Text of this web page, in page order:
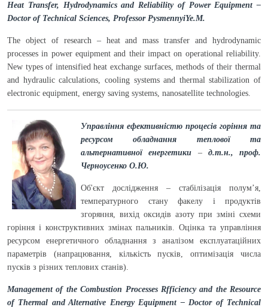
Heat Transfer, Hydrodynamics and Reliability of Power Equipment –
Doctor of Technical Sciences, Professor PysmennyiYe.M.
The object of research – heat and mass transfer and hydrodynamic
processes in power equipment and their impact on operational reliability.
New types of intensified heat exchange surfaces, methods of their thermal
and hydraulic calculations, cooling systems and thermal stabilization of
electronic equipment, energy saving systems, nanosatellite technologies.
Управління ефективністю процесів горіння та
ресурсом обладнання теплової та
альтернативної енергетики –д.т.н., проф.
Черноусенко О.Ю.
Об'єкт дослідження – стабілізація полум’я,
температурного стану факелу і продуктів
згоряння, вихід оксидів азоту при зміні схеми
горіння і конструктивних змінах пальників. Оцінка та управління
ресурсом енергетичного обладнання з аналізом експлуатаційних
параметрів (напрацювання, кількість пусків, оптимізація числа
пусків з різних теплових станів).
Management of the Combustion Processes Rfficiency and the Resource
of Thermal and Alternative Energy Equipment – Doctor of Technical